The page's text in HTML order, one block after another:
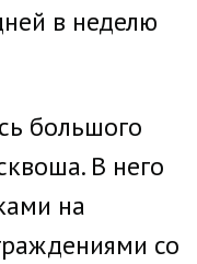
в неделю
большого
В него
на
со